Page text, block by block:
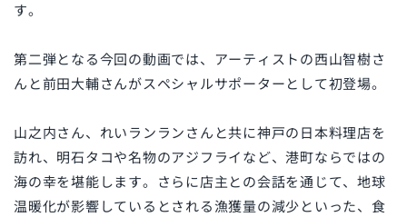
す。
第二弾となる今回の動画では、アーティストの西山智樹さ
んと前田大輔さんがスペシャルサポーターとして初登場。
山之内さん、れいランランさんと共に神戸の日本料理店を
訪れ、明石タコや名物のアジフライなど、港町ならではの
海の幸を堪能します。さらに店主との会話を通じて、地球
温暖化が影響しているとされる漁獲量の減少といった、食